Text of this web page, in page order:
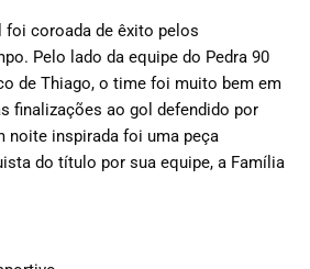
foi coroada de êxito pelos
Pelo lado da equipe do Pedra 90
de Thiago, o time foi muito bem em
finalizações ao gol defendido por
noite inspirada foi uma peça
do título por sua equipe, a Família